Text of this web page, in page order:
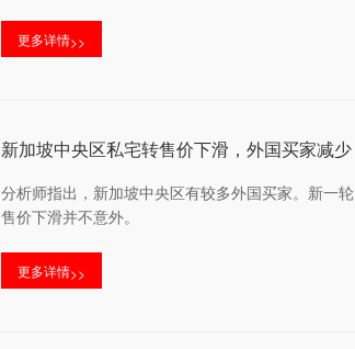
更多详情>>
新加坡中央区私宅转售价下滑，外国买家减少
分析师指出，新加坡中央区有较多外国买家。新一
售价下滑并不意外。
更多详情>>